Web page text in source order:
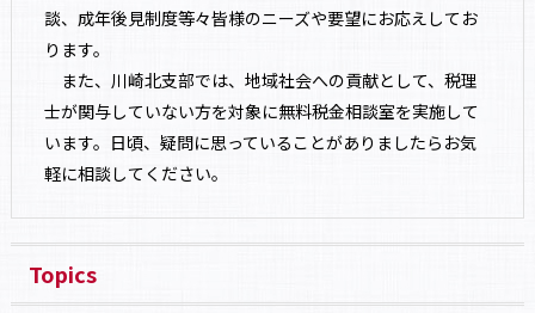
談、成年後見制度等々皆様のニーズや要望にお応えしてお
ります。
また、川崎北支部では、地域社会への貢献として、税理
士が関与していない方を対象に無料税金相談室を実施して
います。日頃、疑問に思っていることがありましたらお気
軽に相談してください。
Topics